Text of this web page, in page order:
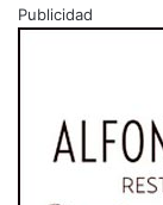
Publicidad